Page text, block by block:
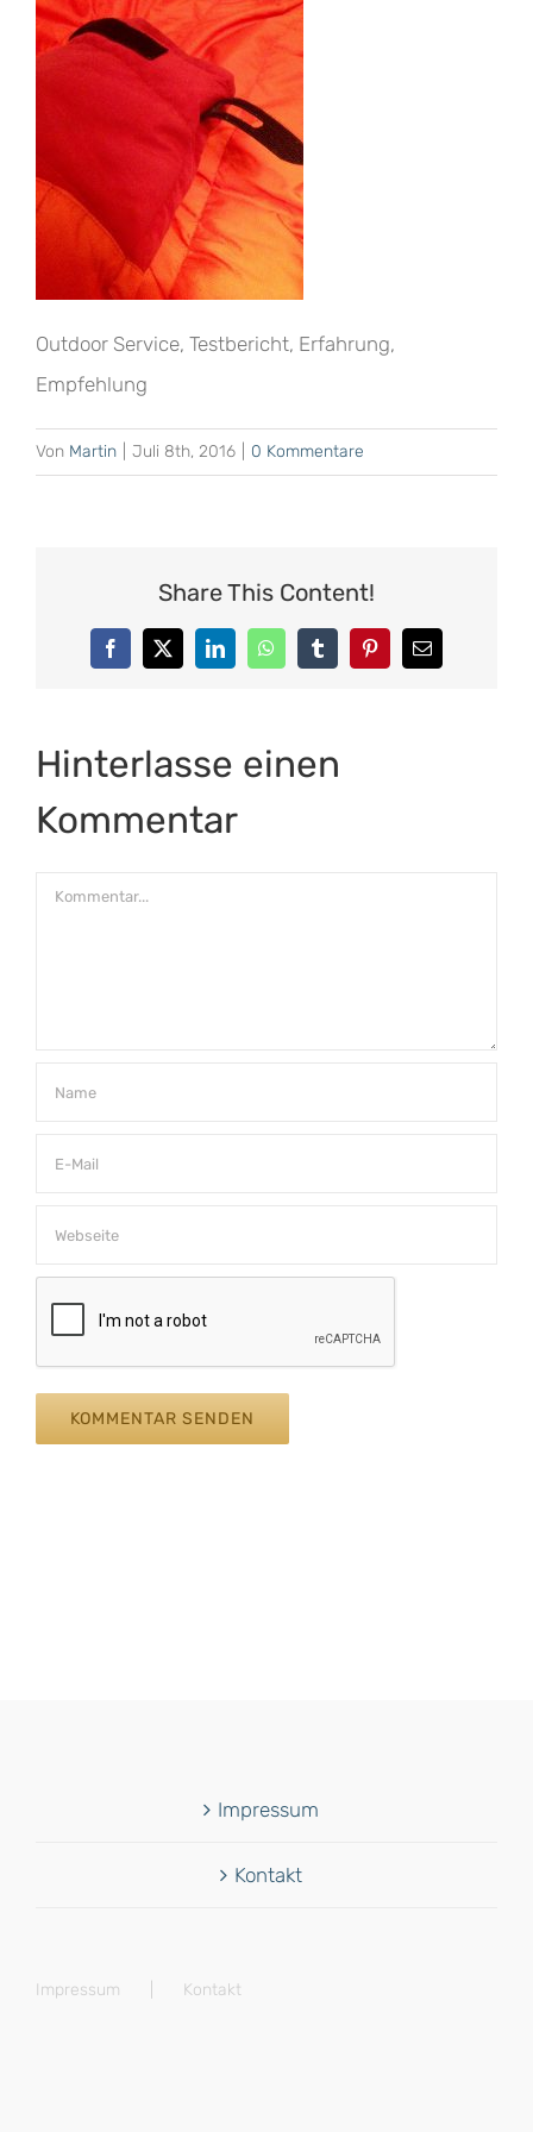
Outdoor Service, Testbericht, Erfahrung,
Empfehlung
Von Martin Juli 8th, 2016 0 Kommentare
Share This Content!
Facebook
X LinkedInWhatsAppTumblrPinterest
E-
Mail
Hinterlasse einen
Kommentar
Kommentar
Impressum
Kontakt
Impressum Kontakt